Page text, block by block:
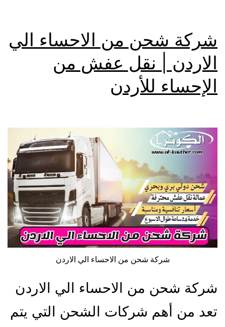
شركة شحن من الاحساء الي
الاردن | نقل عفش من
الإحساء للأردن
شركة شحن من الاحساء الي الاردن
شركة شحن من الاحساء الي الاردن
تعد من أهم شركات الشحن التي يتم